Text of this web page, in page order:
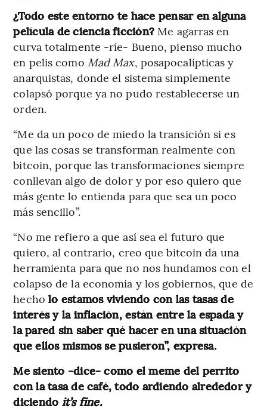
¿Todo este entorno te hace pensar en alguna
película de ciencia ficción? Me agarras en
curva totalmente -ríe- Bueno, pienso mucho
en pelis como Mad Max, posapocalípticas y
anarquistas, donde el sistema simplemente
colapsó porque ya no pudo restablecerse un
orden.
“Me da un poco de miedo la transición si es
que las cosas se transforman realmente con
bitcoin, porque las transformaciones siempre
conllevan algo de dolor y por eso quiero que
más gente lo entienda para que sea un poco
más sencillo”.
“No me refiero a que así sea el futuro que
quiero, al contrario, creo que bitcoin da una
herramienta para que no nos hundamos con el
colapso de la economía y los gobiernos, que de
hecho lo estamos viviendo con las tasas de
interés y la inflación, están entre la espada y
la pared sin saber qué hacer en una situación
que ellos mismos se pusieron”, expresa.
Me siento -dice- como el meme del perrito
con la tasa de café, todo ardiendo alrededor y
diciendo it’s fine.